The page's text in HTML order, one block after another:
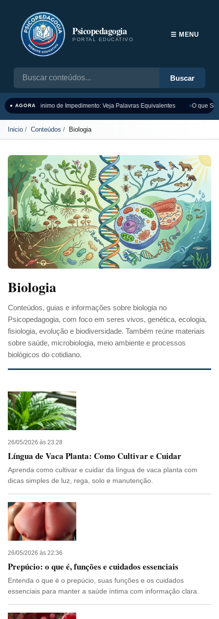
Psicopedagogia
PORTAL EDUCATIVO
Buscar
☰ MENU
● AGORASinônimo de Impedimento: Veja Palavras Equivalentes O que
Inicio Conteúdos Biologia
Biologia
Conteúdos, guias e informações sobre biologia no
Psicopedagogia, com foco em seres vivos, genética, ecologia,
fisiologia, evolução e biodiversidade. Também reúne materiais
sobre saúde, microbiologia, meio ambiente e processos
biológicos do cotidiano.
26/05/2026 às 23:28
Língua de Vaca Planta: Como Cultivar e Cuidar
Aprenda como cultivar e cuidar da língua de vaca planta com
dicas simples de luz, rega, solo e manutenção.
26/05/2026 às 22:36
Prepúcio: o que é, funções e cuidados essenciais
Entenda o que é o prepúcio, suas funções e os cuidados
essenciais para manter a saúde íntima com informação clara.